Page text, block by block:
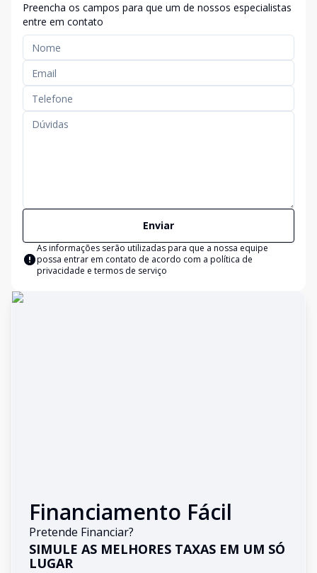
Preencha os campos para que um de nossos especialistas
entre em contato
Enviar
As informações serão utilizadas para que a nossa equipe
possa entrar em contato de acordo com a política de
privacidade e termos de serviço
Financiamento Fácil
Pretende Financiar?
SIMULE AS MELHORES TAXAS EM UM SÓ
LUGAR